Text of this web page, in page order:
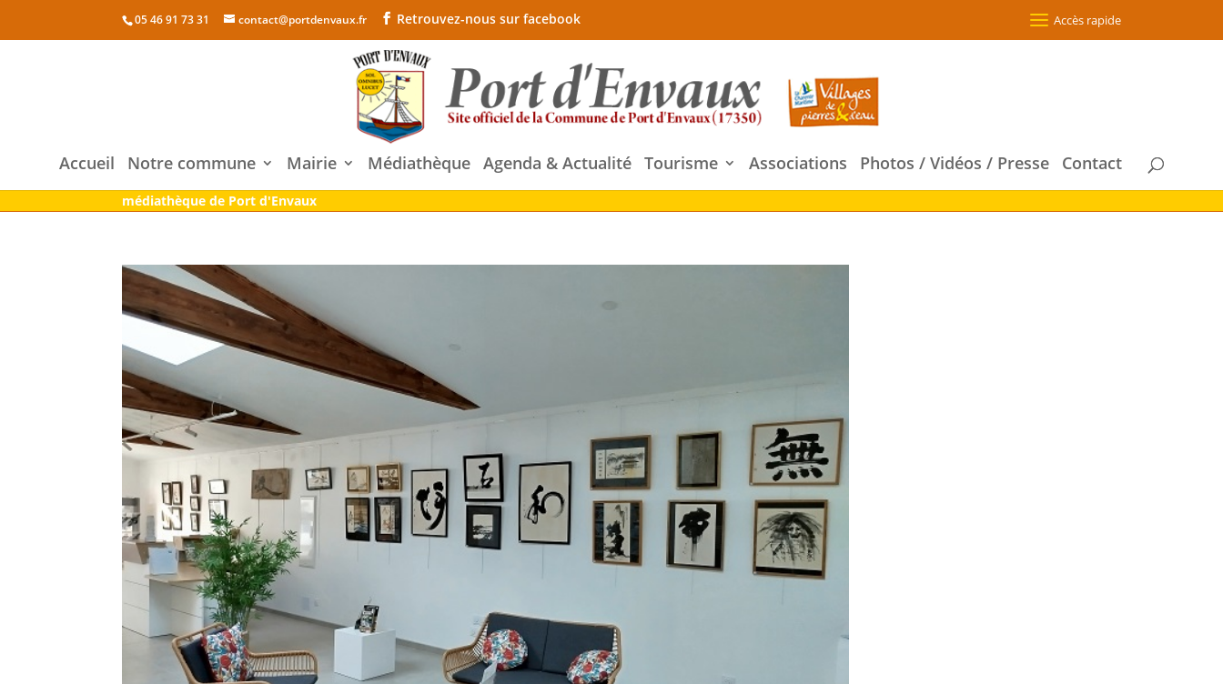
05 46 91 73 31 contact@portdenvaux.fr Retrouvez-nous sur facebook Accès rapide
Accueil Notre commune Mairie Médiathèque Agenda & Actualité Tourisme Associations Photos / Vidéos / Presse Contact
médiathèque de Port d'Envaux